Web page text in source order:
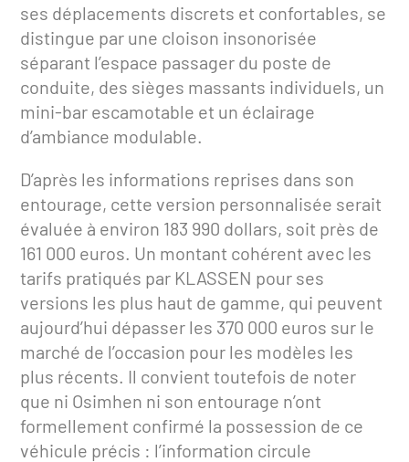
ses déplacements discrets et confortables, se
distingue par une cloison insonorisée
séparant l’espace passager du poste de
conduite, des sièges massants individuels, un
mini-bar escamotable et un éclairage
d’ambiance modulable.
D’après les informations reprises dans son
entourage, cette version personnalisée serait
évaluée à environ 183 990 dollars, soit près de
161 000 euros. Un montant cohérent avec les
tarifs pratiqués par KLASSEN pour ses
versions les plus haut de gamme, qui peuvent
aujourd’hui dépasser les 370 000 euros sur le
marché de l’occasion pour les modèles les
plus récents. Il convient toutefois de noter
que ni Osimhen ni son entourage n’ont
formellement confirmé la possession de ce
véhicule précis : l’information circule